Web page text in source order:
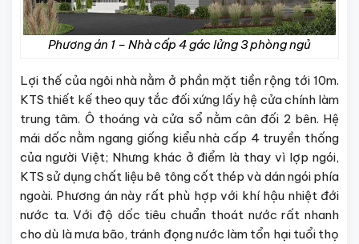
Phương án 1 – Nhà cấp 4 gác lửng 3 phòng ngủ
Lợi thế của ngôi nhà nằm ở phần mặt tiền rộng tới 10m.
KTS thiết kế theo quy tắc đối xứng lấy hệ cửa chính làm
trung tâm. Ô thoáng và cửa sổ nằm cân đối 2 bên. Hệ
mái dốc nằm ngang giống kiểu nhà cấp 4 truyền thống
của người Việt; Nhưng khác ở điểm là thay vì lợp ngói,
KTS sử dụng chất liệu bê tông cốt thép và dán ngói phía
ngoài. Phương án này rất phù hợp với khí hậu nhiệt đới
nước ta. Với độ dốc tiêu chuẩn thoát nước rất nhanh
cho dù là mưa bão, tránh đọng nước làm tổn hại tuổi thọ